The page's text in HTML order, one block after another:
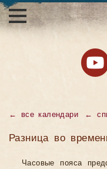
← все календари ←
Разница во
Часовые пояса